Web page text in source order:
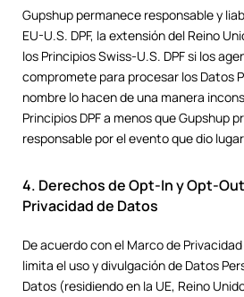
Gupshup permanece responsable y
EU-U.S. DPF, la extensión del Reino
los Principios Swiss-U.S. DPF si los
compromete para procesar los Datos
nombre lo hacen de una manera
Principios DPF a menos que Gupshup
responsable por el evento que dio
4. Derechos de Opt-In y Opt-
Privacidad de Datos
De acuerdo con el Marco de
limita el uso y divulgación de Datos
Datos (residiendo en la UE, Reino